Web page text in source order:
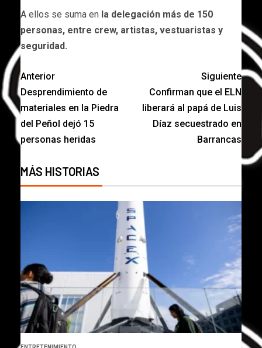
A ellos se suma en la delegación más de 150
personas, entre crew, artistas, vestuaristas y
seguridad.
Anterior
Desprendimiento de
materiales en la Piedra
del Peñol dejó 15
personas heridas
Siguiente
Confirman que el ELN
liberará al papá de Luis
Díaz secuestrado en
Barrancas
MÁS HISTORIAS